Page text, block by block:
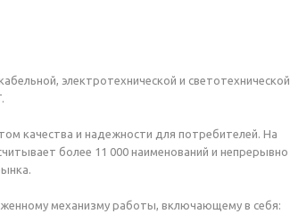
электротехнической и светотехнической
качества и надежности для потребителей. На
более 11 000 наименований и непрерывно
механизму работы, включающему в себя: